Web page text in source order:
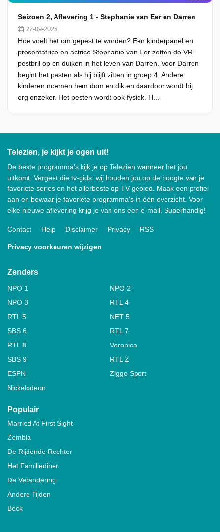
Seizoen 2, Aflevering 1 - Stephanie van Eer en Darren
22-09-2025
Hoe voelt het om gepest te worden? Een kinderpanel en
presentatrice en actrice Stephanie van Eer zetten de VR-
pestbril op en duiken in het leven van Darren. Voor Darren
begint het pesten als hij blijft zitten in groep 4. Andere
kinderen noemen hem dom en dik en daardoor wordt hij
erg onzeker. Het pesten wordt ook fysiek. H...
Telezien, je kijkt je ogen uit!
De beste programma's kijk je op Telezien wanneer het jou
uitkomt. Vergeet die tv-gids: wij houden jou op de hoogte van je
favoriete series en het allerbeste op TV gebied. Maak een profiel
aan en bewaar je favoriete programma's in één overzicht. Voor
elke nieuwe aflevering krijg je van ons een e-mail. Superhandig!
Contact Help Disclaimer Privacy RSS
Privacy voorkeuren wijzigen
Zenders
NPO 1
NPO 2
NPO 3
RTL 4
RTL 5
NET 5
SBS 6
RTL 7
RTL 8
Veronica
SBS 9
RTL Z
ESPN
Ziggo Sport
Nickelodeon
Populair
Married At First Sight
Zembla
De Rijdende Rechter
Het Familiediner
De Verandering
Andere Tijden
Beck